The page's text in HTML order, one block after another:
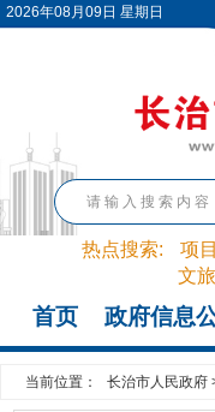
2026年08月09日 星期日
热点搜索: 项
文
首页 政府信息
当前位置： 长治市人民政府